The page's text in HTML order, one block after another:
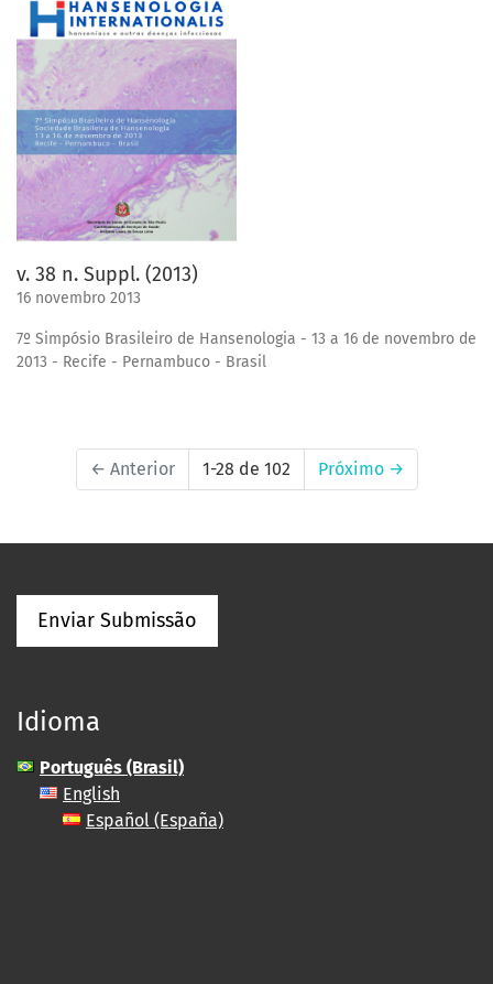
v. 38 n. Suppl. (2013)
16 novembro 2013
7º Simpósio Brasileiro de Hansenologia - 13 a 16 de novembro de
2013 - Recife - Pernambuco - Brasil
← Anterior 1-28 de 102 Próximo →
Enviar Submissão
Idioma
Português (Brasil)
English
Español (España)